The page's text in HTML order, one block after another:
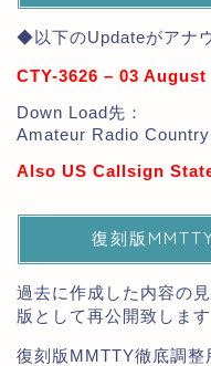
◆以下のUpdateがアナ
CTY-3626 – 03 August
Down Load先：
Amateur Radio
Also US Callsign
復刻版
過去に作成した内容の
版として再公開致します
復刻版MMTTY徹底調整